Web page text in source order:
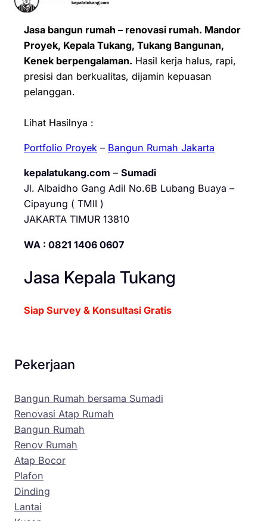
Jasa bangun rumah – renovasi rumah. Mandor
Proyek, Kepala Tukang, Tukang Bangunan,
Kenek berpengalaman. Hasil kerja halus, rapi,
presisi dan berkualitas, dijamin kepuasan
pelanggan.
Lihat Hasilnya :
Portfolio Proyek – Bangun Rumah Jakarta
kepalatukang.com – Sumadi
Jl. Albaidho Gang Adil No.6B Lubang Buaya –
Cipayung ( TMII )
JAKARTA TIMUR 13810
WA : 0821 1406 0607
Jasa Kepala Tukang
Siap Survey & Konsultasi Gratis
Pekerjaan
Bangun Rumah bersama Sumadi
Renovasi Atap Rumah
Bangun Rumah
Renov Rumah
Atap Bocor
Plafon
Dinding
Lantai